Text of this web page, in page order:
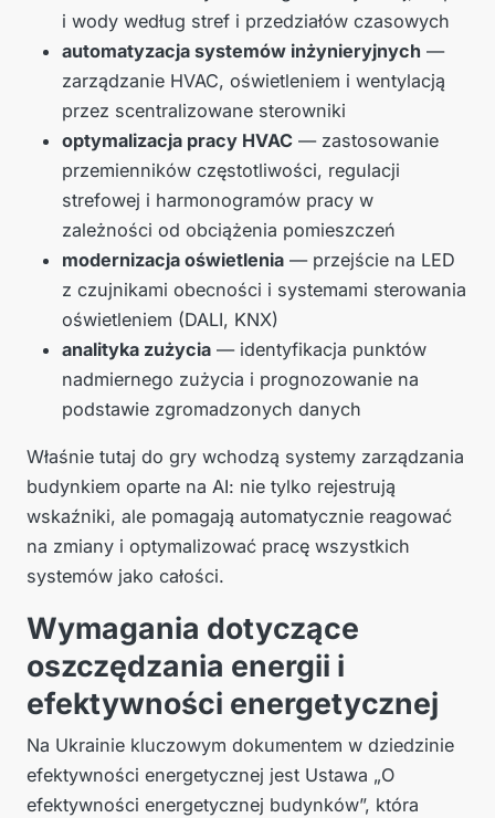
i wody według stref i przedziałów czasowych
automatyzacja systemów inżynieryjnych —
zarządzanie HVAC, oświetleniem i wentylacją
przez scentralizowane sterowniki
optymalizacja pracy HVAC — zastosowanie
przemienników częstotliwości, regulacji
strefowej i harmonogramów pracy w
zależności od obciążenia pomieszczeń
modernizacja oświetlenia — przejście na LED
z czujnikami obecności i systemami sterowania
oświetleniem (DALI, KNX)
analityka zużycia — identyfikacja punktów
nadmiernego zużycia i prognozowanie na
podstawie zgromadzonych danych
Właśnie tutaj do gry wchodzą systemy zarządzania
budynkiem oparte na AI: nie tylko rejestrują
wskaźniki, ale pomagają automatycznie reagować
na zmiany i optymalizować pracę wszystkich
systemów jako całości.
Wymagania dotyczące
oszczędzania energii i
efektywności energetycznej
Na Ukrainie kluczowym dokumentem w dziedzinie
efektywności energetycznej jest Ustawa „O
efektywności energetycznej budynków”, która